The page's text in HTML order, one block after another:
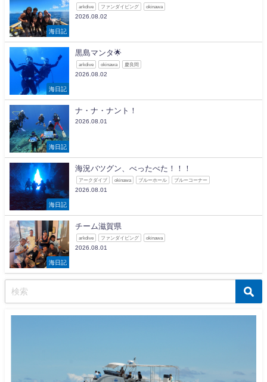
海日記
arkdive ファンダイビング okinawa
2026.08.02
海日記
黒島マンタ🌟
arkdive okinawa 慶良間
2026.08.02
海日記
ナ・ナ・ナント！
2026.08.01
海日記
海況バツグン、べったべた！！！
アークダイブ okinawa ブルーホール ブルーコーナー
2026.08.01
海日記
チーム滋賀県
arkdive ファンダイビング okinawa
2026.08.01